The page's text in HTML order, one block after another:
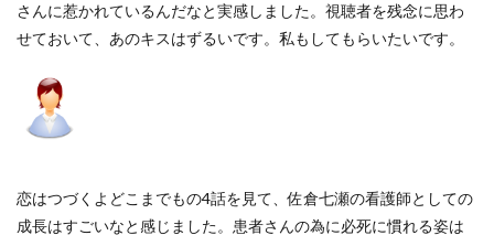
さんに惹かれているんだなと実感しました。視聴者を残念に思わ
せておいて、あのキスはずるいです。私もしてもらいたいです。
恋はつづくよどこまでもの4話を見て、佐倉七瀬の看護師としての
成長はすごいなと感じました。患者さんの為に必死に慣れる姿は